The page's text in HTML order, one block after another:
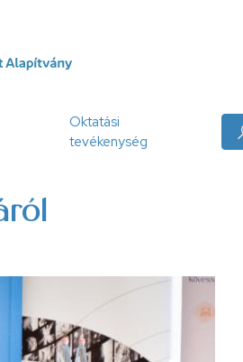
Oktatási
tevékenység